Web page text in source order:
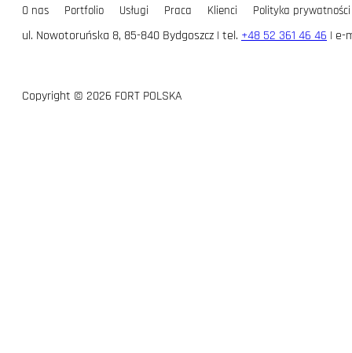
O nas Portfolio Usługi Praca Klienci
Polityka prywatności
ul. Nowotoruńska 8, 85-840 Bydgoszcz | tel. +48 52 361 46 46 | e-
Copyright © 2026 FORT POLSKA